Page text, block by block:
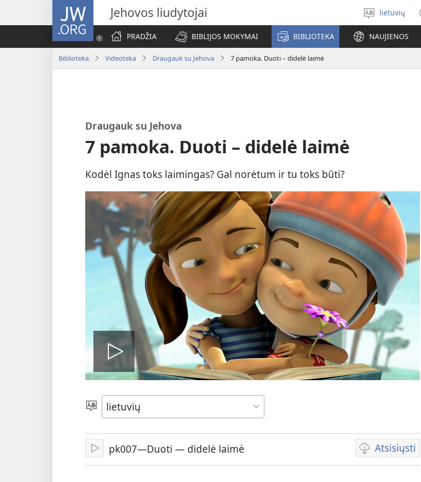
JW.ORG Jehovos liudytojai
Pasirinkite
kalbą
lietuvių
PRADŽIA
BIBLIJOS MOKYMAI BIBLIOTEKA NAUJIENOS
Biblioteka Videoteka Draugauk su Jehova 7 pamoka. Duoti – didelė laimė
Draugauk su Jehova
7 pamoka. Duoti – didelė laimė
Kodėl Ignas toks laimingas? Gal norėtum ir tu toks būti?
Leisti
įrašą
Pasirinkite
kalbą
Leistipk007—Duoti — didelė laimė Atsisiųsti
Vaizdo
failų